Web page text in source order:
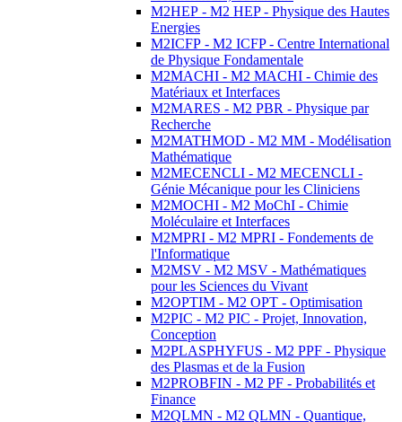
M2HEP - M2 HEP - Physique des Hautes
Energies
M2ICFP - M2 ICFP - Centre International
de Physique Fondamentale
M2MACHI - M2 MACHI - Chimie des
Matériaux et Interfaces
M2MARES - M2 PBR - Physique par
Recherche
M2MATHMOD - M2 MM - Modélisation
Mathématique
M2MECENCLI - M2 MECENCLI -
Génie Mécanique pour les Cliniciens
M2MOCHI - M2 MoChI - Chimie
Moléculaire et Interfaces
M2MPRI - M2 MPRI - Fondements de
l'Informatique
M2MSV - M2 MSV - Mathématiques
pour les Sciences du Vivant
M2OPTIM - M2 OPT - Optimisation
M2PIC - M2 PIC - Projet, Innovation,
Conception
M2PLASPHYFUS - M2 PPF - Physique
des Plasmas et de la Fusion
M2PROBFIN - M2 PF - Probabilités et
Finance
M2QLMN - M2 QLMN - Quantique,